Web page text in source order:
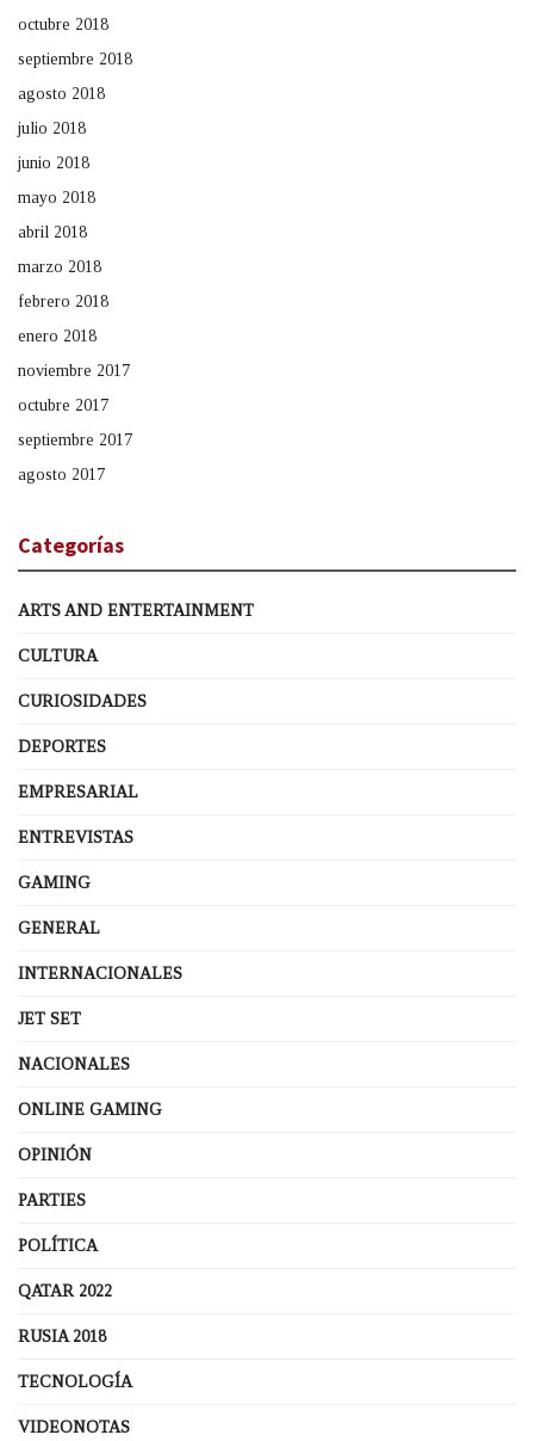
octubre 2018
septiembre 2018
agosto 2018
julio 2018
junio 2018
mayo 2018
abril 2018
marzo 2018
febrero 2018
enero 2018
noviembre 2017
octubre 2017
septiembre 2017
agosto 2017
Categorías
ARTS AND ENTERTAINMENT
CULTURA
CURIOSIDADES
DEPORTES
EMPRESARIAL
ENTREVISTAS
GAMING
GENERAL
INTERNACIONALES
JET SET
NACIONALES
ONLINE GAMING
OPINIÓN
PARTIES
POLÍTICA
QATAR 2022
RUSIA 2018
TECNOLOGÍA
VIDEONOTAS